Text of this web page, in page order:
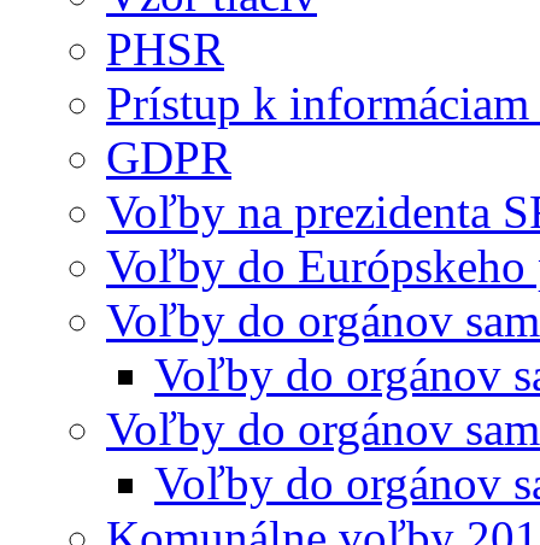
PHSR
Prístup k
GDPR
Voľby na prezidenta
Voľby do Európskeho
Voľby do orgánov
Voľby do orgánov
Voľby do orgánov
Voľby do orgánov